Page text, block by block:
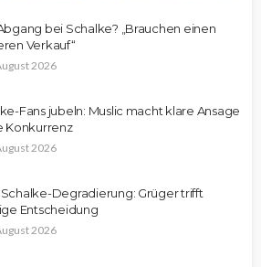
bei Schalke? „Brauchen einen
Verkauf“
2026
Fans jubeln: Muslic macht klare Ansage
Konkurrenz
2026
Degradierung: Grüger trifft
Entscheidung
2026